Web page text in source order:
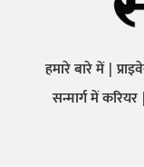
हमारे बारे में
सन्मार्ग में करियर